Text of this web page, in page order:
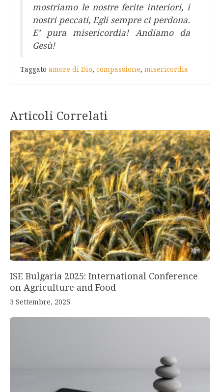
mostriamo le nostre ferite interiori, i
nostri peccati, Egli sempre ci perdona.
E’ pura misericordia! Andiamo da
Gesù!
Taggato amore di Dio, compassione, misericordia
Articoli Correlati
ISE Bulgaria 2025: International Conference
on Agriculture and Food
3 Settembre, 2025